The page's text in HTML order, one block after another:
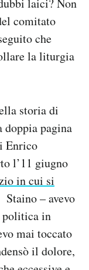
laici? Non
comitato
che
la liturgia
storia di
doppia pagina
Enrico
l’11 giugno
in cui si
– avevo
politica in
mai toccato
il dolore,